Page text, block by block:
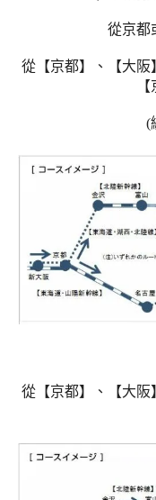
從京都
從【京都】、【大阪
(
從【京都】、【大阪